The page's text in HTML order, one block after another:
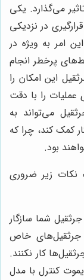
می‌گذارد. یکی
در نزدیکی
امر به ویژه در
پرخطر انجام
این امکان را
عملیات را با دقت
می‌تواند به
کمک کند، چرا که
بود.
نکات زیر ضروری
شما سازگار
جرثقیل‌های خاص
کار نکنند.
کنترل با مدل